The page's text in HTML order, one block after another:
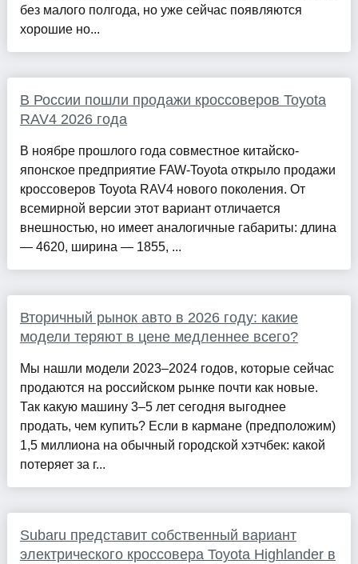
без малого полгода, но уже сейчас появляются
хорошие но...
В России пошли продажи кроссоверов Toyota
RAV4 2026 года
В ноябре прошлого года совместное китайско-
японское предприятие FAW-Toyota открыло продажи
кроссоверов Toyota RAV4 нового поколения. От
всемирной версии этот вариант отличается
внешностью, но имеет аналогичные габариты: длина
— 4620, ширина — 1855, ...
Вторичный рынок авто в 2026 году: какие
модели теряют в цене медленнее всего?
Мы нашли модели 2023–2024 годов, которые сейчас
продаются на российском рынке почти как новые.
Так какую машину 3–5 лет сегодня выгоднее
продать, чем купить? Если в кармане (предположим)
1,5 миллиона на обычный городской хэтчбек: какой
потеряет за г...
Subaru представит собственный вариант
электрического кроссовера Toyota Highlander в